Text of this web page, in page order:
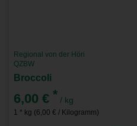
Regional von der Höri
QZBW
Broccoli
6,00 € * / kg
1 * kg (6,00 € / Kilogramm)